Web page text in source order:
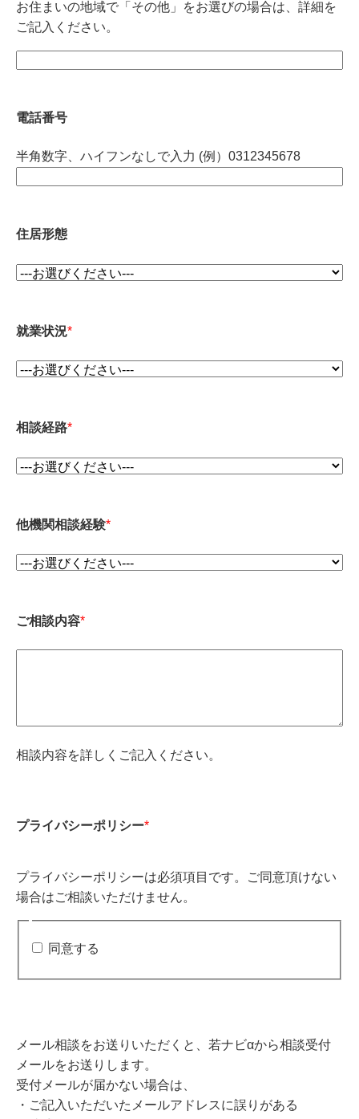
お住まいの地域で「その他」をお選びの場合は、詳細を
ご記入ください。
電話番号
半角数字、ハイフンなしで入力 (例）0312345678
住居形態
就業状況*
相談経路*
他機関相談経験*
ご相談内容*
相談内容を詳しくご記入ください。
プライバシーポリシー*
プライバシーポリシーは必須項目です。ご同意頂けない
場合はご相談いただけません。
同意する
メール相談をお送りいただくと、若ナビαから相談受付
メールをお送りします。
受付メールが届かない場合は、
・ご記入いただいたメールアドレスに誤りがある